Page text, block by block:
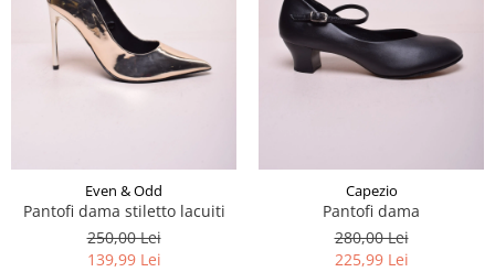
Even & Odd
Pantofi dama stiletto lacuiti
250,00 Lei
139,99 Lei
Capezio
Pantofi dama
280,00 Lei
225,99 Lei